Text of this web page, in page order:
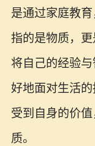
是通过家庭教
指的是物质，
将自己的经验
好地面对生活
受到自身的价
质。